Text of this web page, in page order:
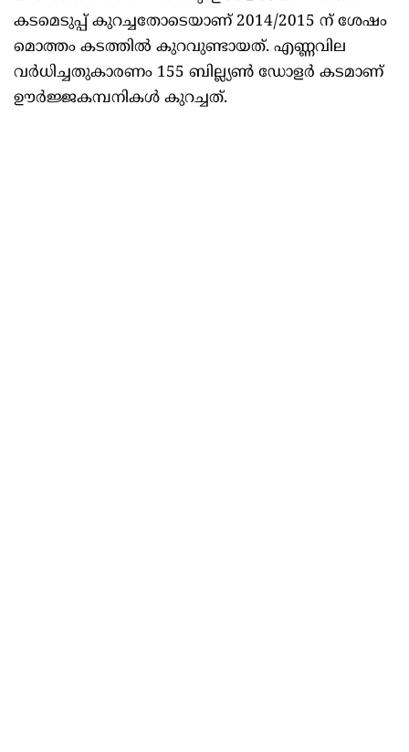
കടമെടുപ്പ് കുറച്ചതോടെയാണ് 2014/2015 ന് ശേഷം
മൊത്തം കടത്തില്‍ കുറവുണ്ടായത്. എണ്ണവില
വര്‍ധിച്ചതുകാരണം 155 ബില്ല്യണ്‍ ഡോളര്‍ കടമാണ്
ഊര്‍ജ്ജകമ്പനികള്‍ കുറച്ചത്‌.